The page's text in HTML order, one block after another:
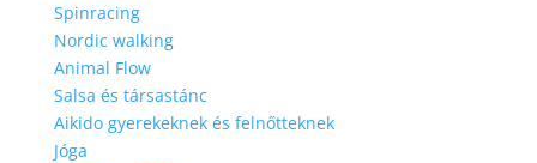
Spinracing
Nordic walking
Animal Flow
Salsa és társastánc
Aikido gyerekeknek és felnőtteknek
Jóga